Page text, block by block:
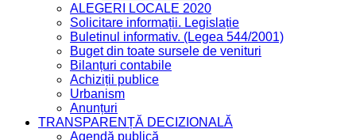
ALEGERI LOCALE 2020
Solicitare informații. Legislație
Buletinul informativ. (Legea 544/2001)
Buget din toate sursele de venituri
Bilanțuri contabile
Achiziții publice
Urbanism
Anunțuri
TRANSPARENȚĂ DECIZIONALĂ
Agendă publică